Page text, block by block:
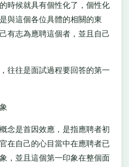
時候就具有個性化了，個性化
與這個各位具體的相關的東
有志為應聘這個者，並且自己
往是面試過程要回答的第一
是首因效應，是指應聘者初
在自己的心目當中在應聘者已
，並且這個第一印象在整個面